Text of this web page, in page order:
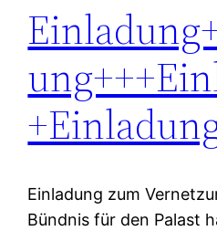
Einladung zum
Bündnis für den Palast